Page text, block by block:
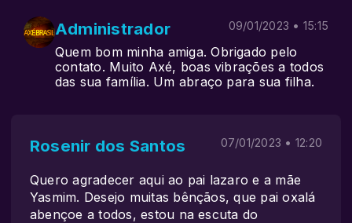
Administrador 09/01/2023 • 15:15
Quem bom minha amiga. Obrigado pelo
contato. Muito Axé, boas vibrações a todos
das sua família. Um abraço para sua filha.
Rosenir dos Santos 07/01/2023 • 12:20
Quero agradecer aqui ao pai lazaro e a mãe
Yasmim. Desejo muitas bênçãos, que pai oxalá
abençoe a todos, estou na escuta do